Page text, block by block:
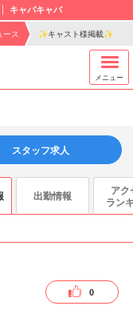
キャバキャバ
ース ✨キャスト様掲載✨
メニュー
スタッフ求人
出勤情報
アク
ラン
0